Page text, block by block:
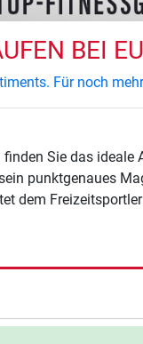
BEI
Für noch
Sie das ideale
punktgenaues
dem